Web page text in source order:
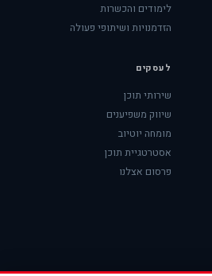
לימודים והכשרות
הזדמנויות ושיתופי פעולה
לעסקים
שירותי תוכן
שיווק משפיענים
מומחה יוטיוב
אסטרטגיית תוכן
פרסום אצלנו